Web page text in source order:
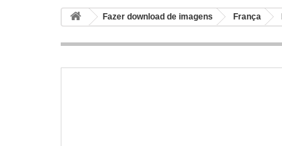
Fazer download de imagens França